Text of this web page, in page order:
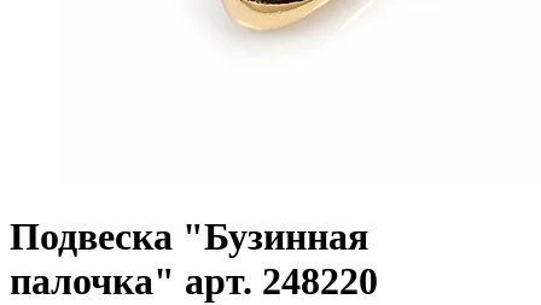
Подвеска "Бузинная
палочка" арт. 248220